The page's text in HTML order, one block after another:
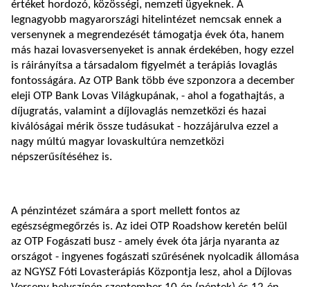
értéket hordozó, közösségi, nemzeti ügyeknek. A
legnagyobb magyarországi hitelintézet nemcsak ennek a
versenynek a megrendezését támogatja évek óta, hanem
más hazai lovasversenyeket is annak érdekében, hogy ezzel
is ráirányítsa a társadalom figyelmét a terápiás lovaglás
fontosságára. Az OTP Bank több éve szponzora a december
eleji OTP Bank Lovas Világkupának, - ahol a fogathajtás, a
díjugratás, valamint a díjlovaglás nemzetközi és hazai
kiválóságai mérik össze tudásukat - hozzájárulva ezzel a
nagy múltú magyar lovaskultúra nemzetközi
népszerűsítéséhez is.
A pénzintézet számára a sport mellett fontos az
egészségmegőrzés is. Az idei OTP Roadshow keretén belül
az OTP Fogászati busz - amely évek óta járja nyaranta az
országot - ingyenes fogászati szűrésének nyolcadik állomása
az NGYSZ Fóti Lovasterápiás Központja lesz, ahol a Díjlovas